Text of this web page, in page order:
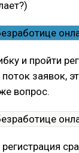
и пройти
заявок,
вопрос.